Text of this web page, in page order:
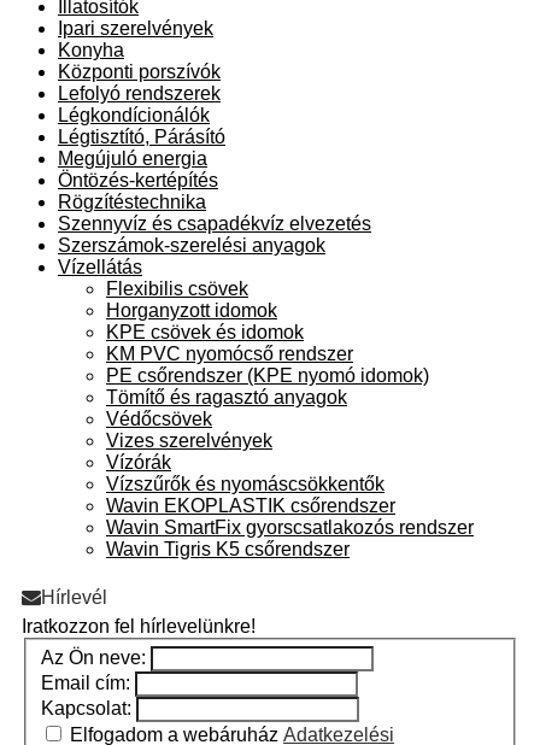
Illatosítók
Ipari szerelvények
Konyha
Központi porszívók
Lefolyó rendszerek
Légkondícionálók
Légtisztító, Párásító
Megújuló energia
Öntözés-kertépítés
Rögzítéstechnika
Szennyvíz és csapadékvíz elvezetés
Szerszámok-szerelési anyagok
Vízellátás
Flexibilis csövek
Horganyzott idomok
KPE csövek és idomok
KM PVC nyomócső rendszer
PE csőrendszer (KPE nyomó idomok)
Tömítő és ragasztó anyagok
Védőcsövek
Vizes szerelvények
Vízórák
Vízszűrők és nyomáscsökkentők
Wavin EKOPLASTIK csőrendszer
Wavin SmartFix gyorscsatlakozós rendszer
Wavin Tigris K5 csőrendszer
Hírlevél
Iratkozzon fel hírlevelünkre!
Az Ön neve:
Email cím:
Kapcsolat:
Elfogadom a webáruház Adatkezelési